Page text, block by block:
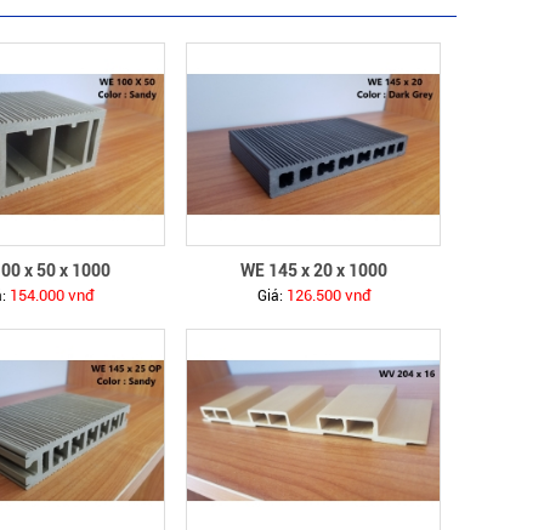
x 50 x 1000
154.000 vnđ
WE 145 x 20 x 1000
Giá: 126.500 vnđ